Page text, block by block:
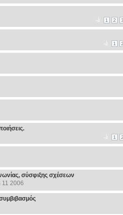
1 2 3
1 2
1 2
σύσφιξης σχέσεων
2006